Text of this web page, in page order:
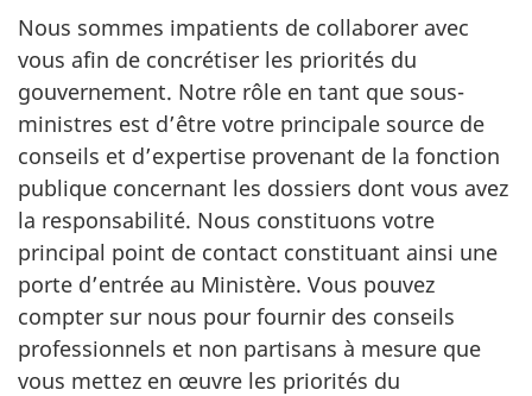
Nous sommes impatients de collaborer avec
vous afin de concrétiser les priorités du
gouvernement. Notre rôle en tant que sous-
ministres est d’être votre principale source de
conseils et d’expertise provenant de la fonction
publique concernant les dossiers dont vous avez
la responsabilité. Nous constituons votre
principal point de contact constituant ainsi une
porte d’entrée au Ministère. Vous pouvez
compter sur nous pour fournir des conseils
professionnels et non partisans à mesure que
vous mettez en œuvre les priorités du